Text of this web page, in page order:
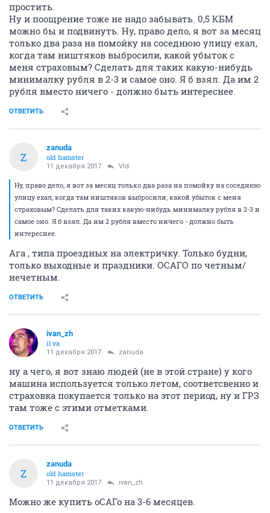
простить.
Ну и поощрение тоже не надо забывать. 0,5 КБМ
можно бы и подвинуть. Ну, право дело, я вот за месяц
только два раза на помойку на соседнюю улицу ехал,
когда там ништяков выбросили, какой убыток с
меня страховым? Сделать для таких какую-нибудь
минималку рубля в 2-3 и самое оно. Я б взял. Да им 2
рубля вместо ничего - должно быть интереснее.
ОТВЕТИТЬ
Z
zanuda
old hamster
11 декабря 2017 Vld
Ну, право дело, я вот за месяц только два раза на помойку на соседнюю
улицу ехал, когда там ништяков выбросили, какой убыток с меня
страховым? Сделать для таких какую-нибудь минималку рубля в 2-3 и
самое оно. Я б взял. Да им 2 рубля вместо ничего - должно быть
интереснее.
Ага , типа проездных на электричку. Только будни,
только выходные и праздники. ОСАГО по четным/
нечетным.
ОТВЕТИТЬ
ivаn_zh
il va
11 декабря 2017 zanuda
ну а чего, я вот знаю людей (не в этой стране) у кого
машина используется только летом, соответсвенно и
страховка покупается только на этот период, ну и ГРЗ
там тоже с этими отметками.
ОТВЕТИТЬ
Z
zanuda
old hamster
11 декабря 2017 ivаn_zh
Можно же купить оСАГо на 3-6 месяцев.